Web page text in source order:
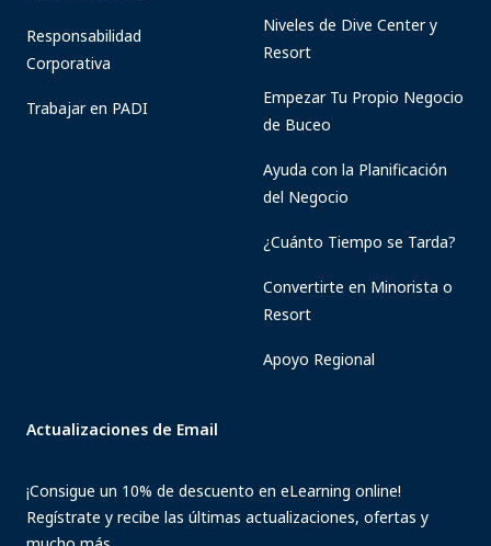
Responsabilidad
Corporativa
Trabajar en PADI
Niveles de Dive Center y
Resort
Empezar Tu Propio Negocio
de Buceo
Ayuda con la Planificación
del Negocio
¿Cuánto Tiempo se Tarda?
Convertirte en Minorista o
Resort
Apoyo Regional
Actualizaciones de Email
¡Consigue un 10% de descuento en eLearning online!
Regístrate y recibe las últimas actualizaciones, ofertas y